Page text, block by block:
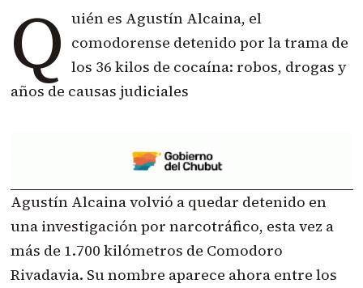
Q uién es Agustín Alcaina, el
comodorense detenido por la trama de
los 36 kilos de cocaína: robos, drogas y
años de causas judiciales
Agustín Alcaina volvió a quedar detenido en
una investigación por narcotráfico, esta vez a
más de 1.700 kilómetros de Comodoro
Rivadavia. Su nombre aparece ahora entre los